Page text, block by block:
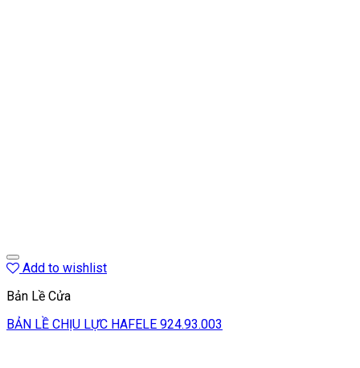
Add to wishlist
Bản Lề Cửa
BẢN LỀ CHỊU LỰC HAFELE 924.93.003